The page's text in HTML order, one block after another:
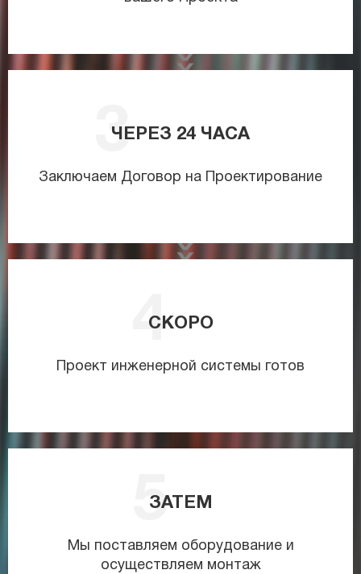
ЧЕРЕЗ 24 ЧАСА
Заключаем Договор на Проектирование
СКОРО
Проект инженерной системы готов
ЗАТЕМ
Мы поставляем оборудование и
осуществляем монтаж